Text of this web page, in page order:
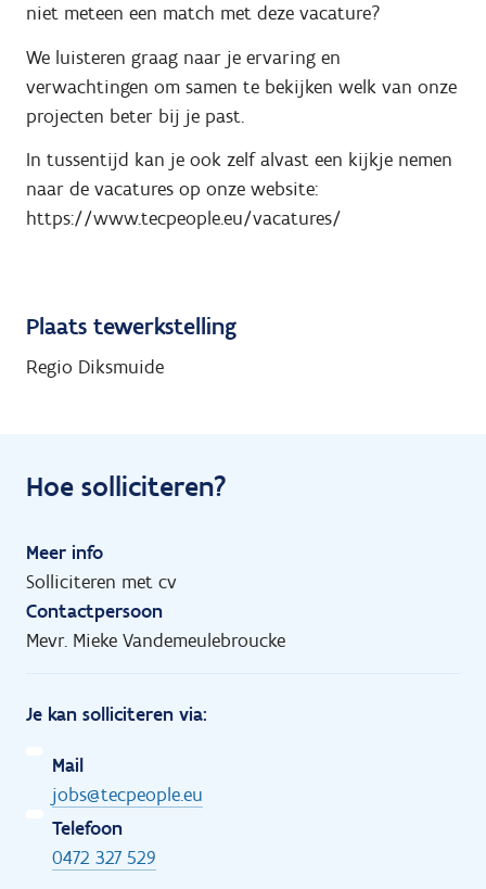
niet meteen een match met deze vacature?
We luisteren graag naar je ervaring en
verwachtingen om samen te bekijken welk van onze
projecten beter bij je past.
In tussentijd kan je ook zelf alvast een kijkje nemen
naar de vacatures op onze website:
https://www.tecpeople.eu/vacatures/
Plaats tewerkstelling
Regio Diksmuide
Hoe solliciteren?
Meer info
Solliciteren met cv
Contactpersoon
Mevr. Mieke Vandemeulebroucke
Je kan solliciteren via:
Mail
jobs@tecpeople.eu
Telefoon
0472 327 529